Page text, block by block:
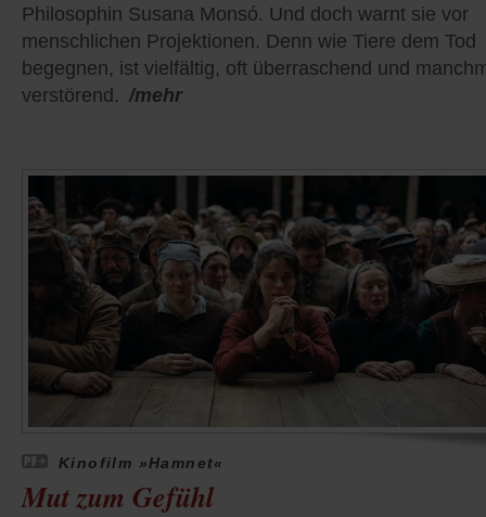
Philosophin Susana Monsó. Und doch warnt sie vor
menschlichen Projektionen. Denn wie Tiere dem Tod
begegnen, ist vielfältig, oft überraschend und
verstörend. /mehr
Kinofilm »Hamnet«
Mut zum Gefühl